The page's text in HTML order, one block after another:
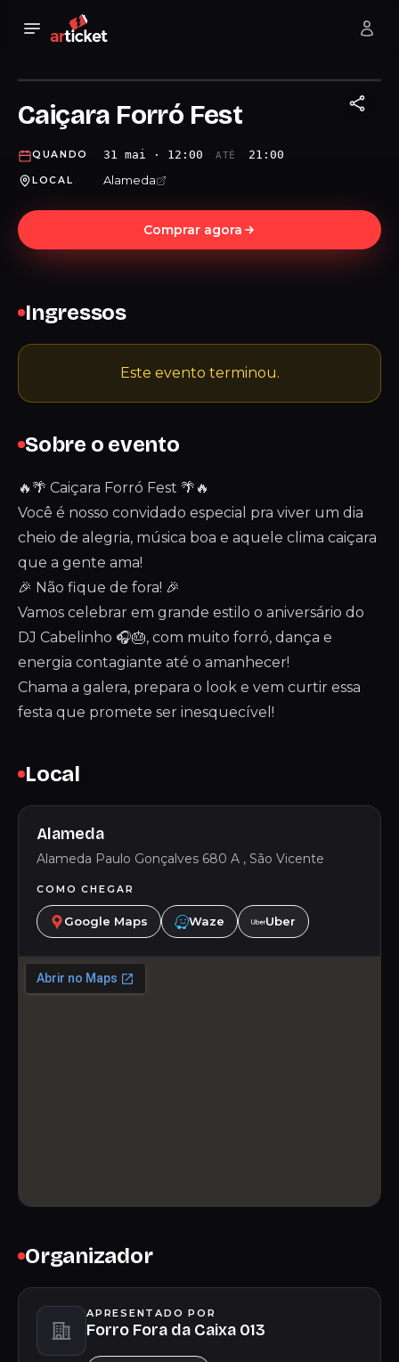
Caiçara Forró Fest
QUANDO 31 mai · 12:00 ATÉ 21:00
LOCAL Alameda
Comprar agora
Sobre o evento
🔥🌴 Caiçara Forró Fest 🌴🔥
Você é nosso convidado especial pra viver um dia
cheio de alegria, música boa e aquele clima caiçara
que a gente ama!
🎉 Não fique de fora! 🎉
Vamos celebrar em grande estilo o aniversário do
DJ Cabelinho 🎧🎂, com muito forró, dança e
energia contagiante até o amanhecer!
Chama a galera, prepara o look e vem curtir essa
festa que promete ser inesquecível!
Local
Alameda
Alameda Paulo Gonçalves 680 A , São Vicente
COMO CHEGAR
Google Maps Waze Uber
Organizador
APRESENTADO POR
Forro Fora da Caixa 013
Ingressos
Este evento terminou.